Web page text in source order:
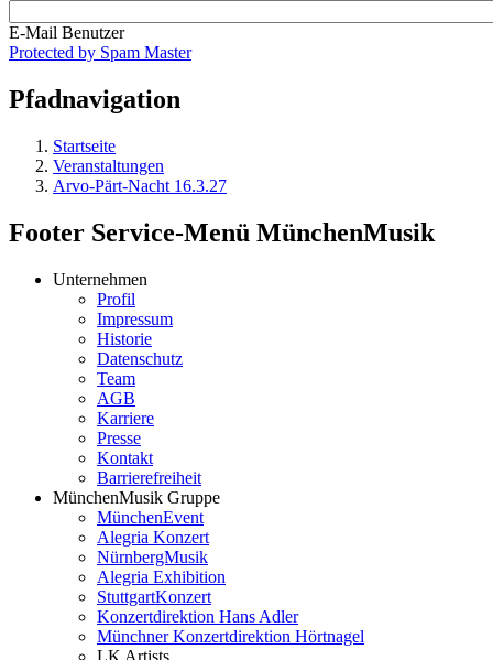
E-Mail Benutzer
Protected by Spam Master
Pfadnavigation
Startseite
Veranstaltungen
Arvo-Pärt-Nacht 16.3.27
Footer Service-Menü MünchenMusik
Unternehmen
Profil
Impressum
Historie
Datenschutz
Team
AGB
Karriere
Presse
Kontakt
Barrierefreiheit
MünchenMusik Gruppe
MünchenEvent
Alegria Konzert
NürnbergMusik
Alegria Exhibition
StuttgartKonzert
Konzertdirektion Hans Adler
Münchner Konzertdirektion Hörtnagel
LK Artists